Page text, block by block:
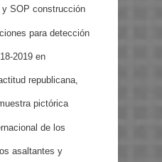
SOP construcción
para detección
2019 en
republicana,
pictórica
de los
asaltantes y